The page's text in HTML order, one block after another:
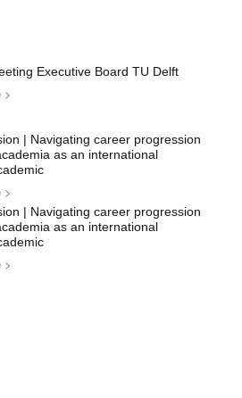
Executive Board TU Delft
>
| Navigating career progression
as an international
>
| Navigating career progression
as an international
>